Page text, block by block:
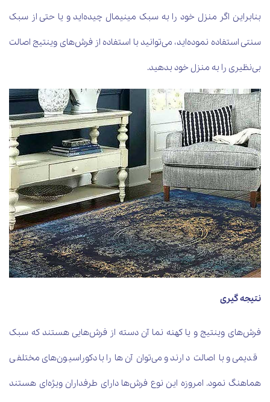
بنابراین اگر منزل خود را به سبک مینیمال چیده‌اید و یا حتی از سبک
سنتی استفاده نموده‌اید، می‌توانید با استفاده از فرش‌های وینتیج اصالت
بی‌نظیری را به منزل خود بدهید.
نتیجه گیری
فرش‌های وینتیج و یا کهنه نما آن دسته از فرش‌هایی هستند که سبک
قدیمی و با اصالت دارند و می‌توان آن‌ها را با دکوراسیون‌های مختلفی
هماهنگ نمود. امروزه این نوع فرش‌ها دارای طرفداران ویژه‌ای هستند